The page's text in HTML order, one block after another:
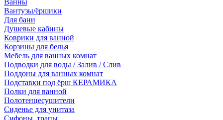
Ванны
Вантузы/ёршики
Для бани
Душевые кабины
Коврики для ванной
Корзины для белья
Мебель для ванных комнат
Подводки для воды / Залив / Слив
Поддоны для ванных комнат
Подставки под ёрш КЕРАМИКА
Полки для ванной
Полотенцесушители
Сиденье для унитаза
Сифоны, трапы